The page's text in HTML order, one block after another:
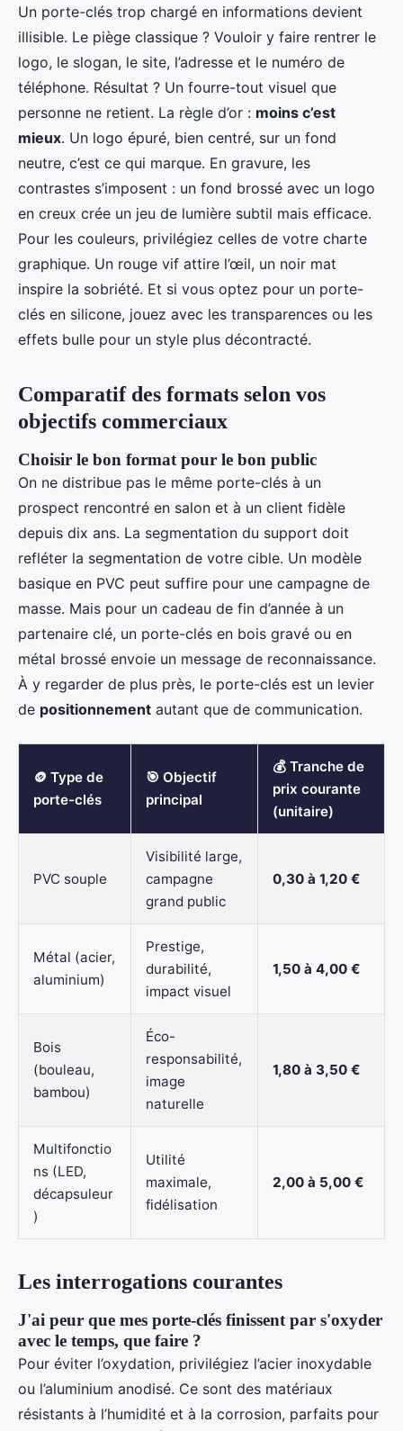
Un porte-clés trop chargé en informations devient
illisible. Le piège classique ? Vouloir y faire rentrer le
logo, le slogan, le site, l’adresse et le numéro de
téléphone. Résultat ? Un fourre-tout visuel que
personne ne retient. La règle d’or : moins c’est
mieux. Un logo épuré, bien centré, sur un fond
neutre, c’est ce qui marque. En gravure, les
contrastes s’imposent : un fond brossé avec un logo
en creux crée un jeu de lumière subtil mais efficace.
Pour les couleurs, privilégiez celles de votre charte
graphique. Un rouge vif attire l’œil, un noir mat
inspire la sobriété. Et si vous optez pour un porte-
clés en silicone, jouez avec les transparences ou les
effets bulle pour un style plus décontracté.
Comparatif des formats selon vos
objectifs commerciaux
Choisir le bon format pour le bon public
On ne distribue pas le même porte-clés à un
prospect rencontré en salon et à un client fidèle
depuis dix ans. La segmentation du support doit
refléter la segmentation de votre cible. Un modèle
basique en PVC peut suffire pour une campagne de
masse. Mais pour un cadeau de fin d’année à un
partenaire clé, un porte-clés en bois gravé ou en
métal brossé envoie un message de reconnaissance.
À y regarder de plus près, le porte-clés est un levier
de positionnement autant que de communication.
🪙 Type de
porte-clés
🎯 Objectif
principal
💰 Tranche de
prix courante
(unitaire)
PVC souple
Visibilité large,
campagne
grand public
0,30 à 1,20 €
Métal (acier,
aluminium)
Prestige,
durabilité,
impact visuel
1,50 à 4,00 €
Bois
(bouleau,
bambou)
Éco-
responsabilité,
image
naturelle
1,80 à 3,50 €
Multifonctio
ns (LED,
décapsuleur
)
Utilité
maximale,
fidélisation
2,00 à 5,00 €
Les interrogations courantes
J'ai peur que mes porte-clés finissent par s'oxyder
avec le temps, que faire ?
Pour éviter l’oxydation, privilégiez l’acier inoxydable
ou l’aluminium anodisé. Ce sont des matériaux
résistants à l’humidité et à la corrosion, parfaits pour